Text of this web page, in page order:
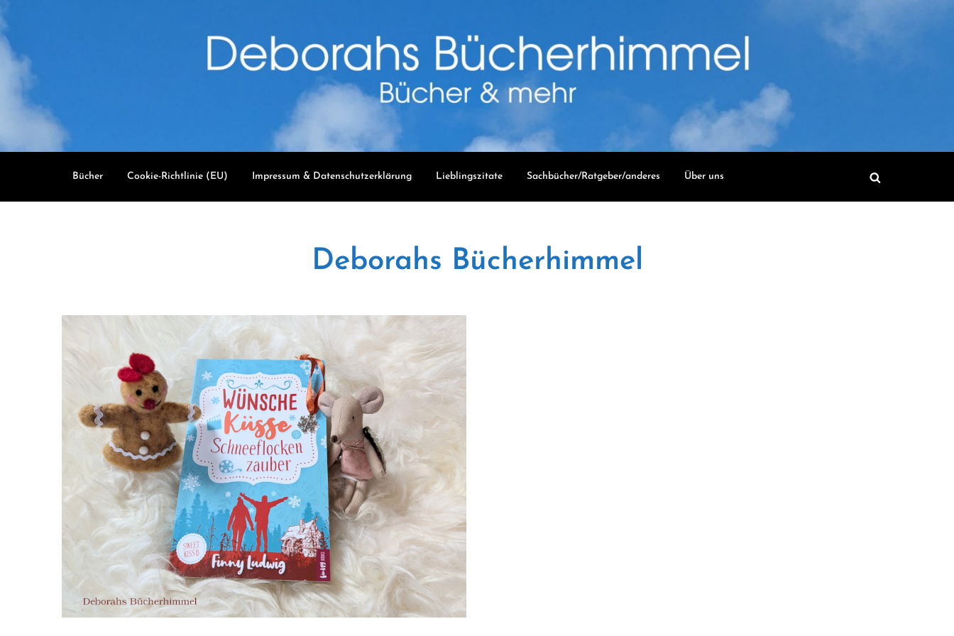
content
Bücher Cookie-Richtlinie (EU) Impressum & Datenschutzerklärung Lieblingszitate Sachbücher/Ratgeber/anderes Über uns
Deborahs Bücherhimmel